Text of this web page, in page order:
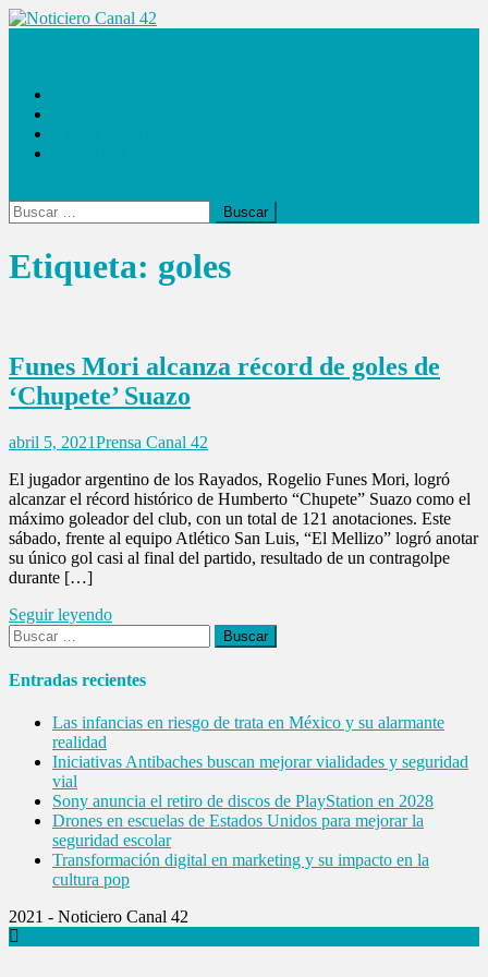
Saltar
Buscar:
Etiqueta: goles
Funes Mori alcanza récord de goles de
‘Chupete’ Suazo
abril 5, 2021Prensa Canal 42
El jugador argentino de los Rayados, Rogelio Funes Mori, logró
alcanzar el récord histórico de Humberto “Chupete” Suazo como el
máximo goleador del club, con un total de 121 anotaciones. Este
sábado, frente al equipo Atlético San Luis, “El Mellizo” logró anotar
su único gol casi al final del partido, resultado de un contragolpe
durante […]
Seguir leyendo
Buscar:
Entradas recientes
Las infancias en riesgo de trata en México y su alarmante
realidad
Iniciativas Antibaches buscan mejorar vialidades y seguridad
vial
Sony anuncia el retiro de discos de PlayStation en 2028
Drones en escuelas de Estados Unidos para mejorar la
seguridad escolar
Transformación digital en marketing y su impacto en la
cultura pop
2021 - Noticiero Canal 42